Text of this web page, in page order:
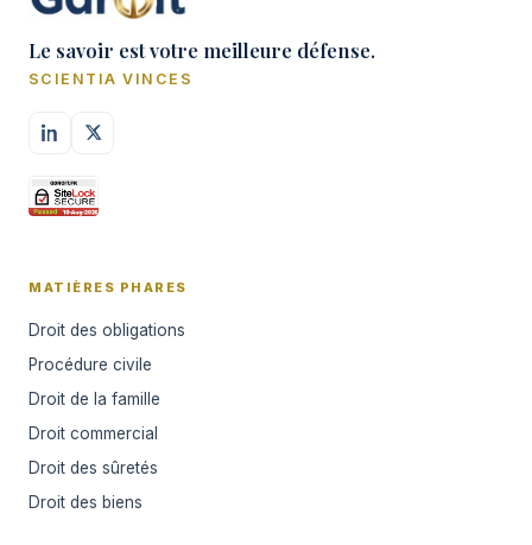
Le savoir est votre meilleure défense.
SCIENTIA VINCES
MATIÈRES PHARES
Droit des obligations
Procédure civile
Droit de la famille
Droit commercial
Droit des sûretés
Droit des biens